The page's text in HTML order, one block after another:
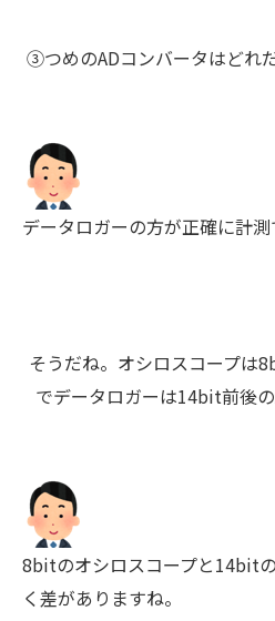
③つめのADコンバータはどれ
データロガーの方が正確に計
そうだね。オシロスコープは
でデータロガーは14bit前後
8bitのオシロスコープと14bit
く差がありますね。